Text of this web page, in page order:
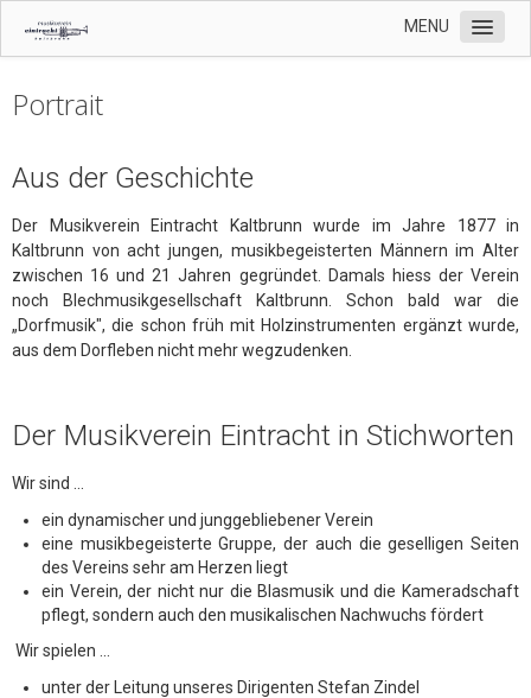
MENU
Unser Verein
Organisation
Repertoire
Jugend
Portrait
Aus der Geschichte
Der Musikverein Eintracht Kaltbrunn wurde im Jahre 1877 in
Kaltbrunn von acht jungen, musikbegeisterten Männern im Alter
zwischen 16 und 21 Jahren gegründet. Damals hiess der Verein
noch Blechmusikgesellschaft Kaltbrunn. Schon bald war die
„Dorfmusik", die schon früh mit Holzinstrumenten ergänzt wurde,
aus dem Dorfleben nicht mehr wegzudenken.
Der Musikverein Eintracht in Stichworten
Wir sind ...
ein dynamischer und junggebliebener Verein
eine musikbegeisterte Gruppe, der auch die geselligen Seiten
des Vereins sehr am Herzen liegt
ein Verein, der nicht nur die Blasmusik und die Kameradschaft
pflegt, sondern auch den musikalischen Nachwuchs fördert
Wir spielen ...
unter der Leitung unseres Dirigenten Stefan Zindel